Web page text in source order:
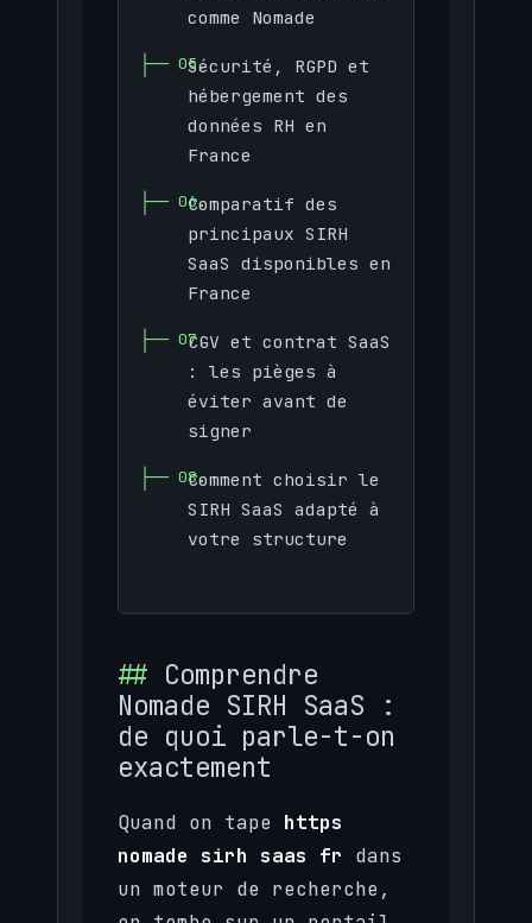
comme Nomade
Sécurité, RGPD et
hébergement des
données RH en
France
Comparatif des
principaux SIRH
SaaS disponibles en
France
CGV et contrat SaaS
: les pièges à
éviter avant de
signer
Comment choisir le
SIRH SaaS adapté à
votre structure
Comprendre
Nomade SIRH SaaS :
de quoi parle-t-on
exactement
Quand on tape https
nomade sirh saas fr dans
un moteur de recherche,